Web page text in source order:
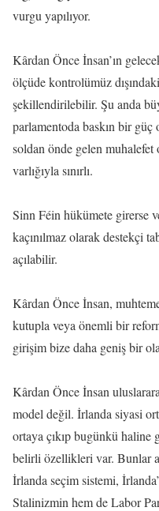
vurgu yapılıyor.
Kârdan Önce İnsan’ın
ölçüde kontrolümüz
şekillendirilebilir. Şu anda
parlamentoda baskın bir
soldan önde gelen
varlığıyla sınırlı.
Sinn Féin hükümete girerse
kaçınılmaz olarak destekçi
açılabilir.
Kârdan Önce İnsan,
kutupla veya önemli bir
girişim bize daha geniş bir
Kârdan Önce İnsan
model değil. İrlanda siyasi
ortaya çıkıp bugünkü
belirli özellikleri var. Bunlar
İrlanda seçim sistemi,
Stalinizmin hem de Labor